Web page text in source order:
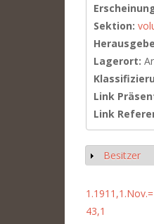
Sektion:
Lagerort:
Link
Link
Anzeigen
Besitzer
43,1